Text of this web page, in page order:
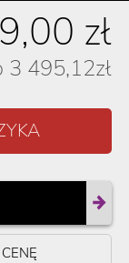
zł
3 495,12zł